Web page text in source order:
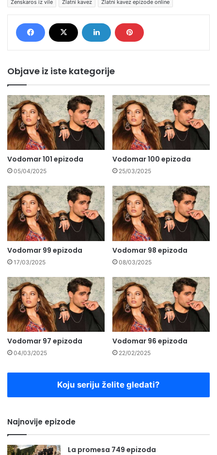
Zenskaros iz vile Zlatni kavez Zlatni kavez epizode online
Objave iz iste kategorije
Vodomar 101 epizoda
05/04/2025
Vodomar 100 epizoda
25/03/2025
Vodomar 99 epizoda
17/03/2025
Vodomar 98 epizoda
08/03/2025
Vodomar 97 epizoda
04/03/2025
Vodomar 96 epizoda
22/02/2025
Koju seriju želite gledati?
Najnovije epizode
La promesa 749 epizoda